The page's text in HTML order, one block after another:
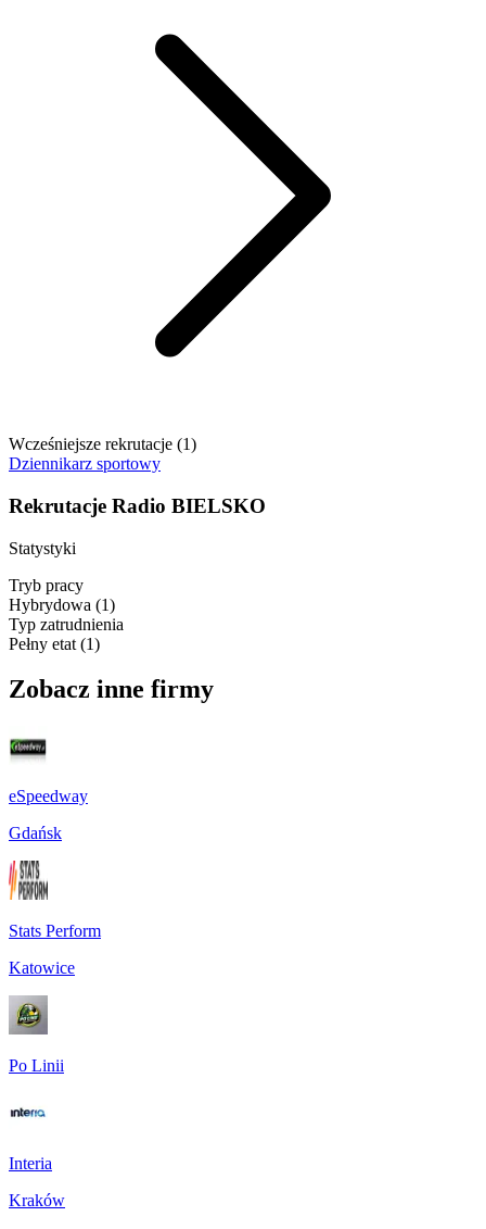
Wcześniejsze rekrutacje (1)
Dziennikarz sportowy
Rekrutacje Radio BIELSKO
Statystyki
Tryb pracy
Hybrydowa (1)
Typ zatrudnienia
Pełny etat (1)
Zobacz inne firmy
eSpeedway
Gdańsk
Stats Perform
Katowice
Po Linii
Interia
Kraków